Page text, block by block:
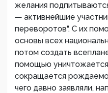
желания
— активнейшие
переворотов". С их
основы всех
потом создать
помощью
сокращается
чего давно заявляли,